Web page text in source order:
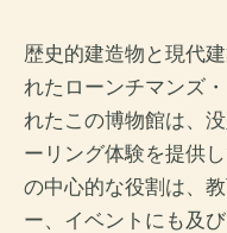
歴史的建造物と現代
れたローンチマンズ
れたこの博物館は、
ーリング体験を提供
の中心的な役割は、
ー、イベントにも及